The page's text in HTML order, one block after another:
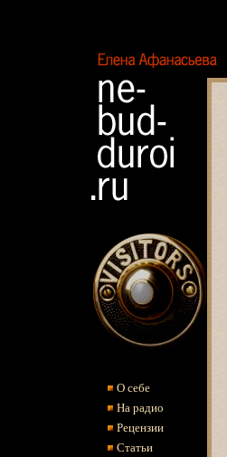
Елена
Афанасьева. Ne-
bud-duroi.ru
О себе
На радио
Рецензии
Статьи